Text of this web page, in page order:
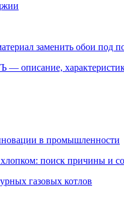
заменить обои под
описание,
в промышленности
хлопком: поиск причины и
газовых котлов